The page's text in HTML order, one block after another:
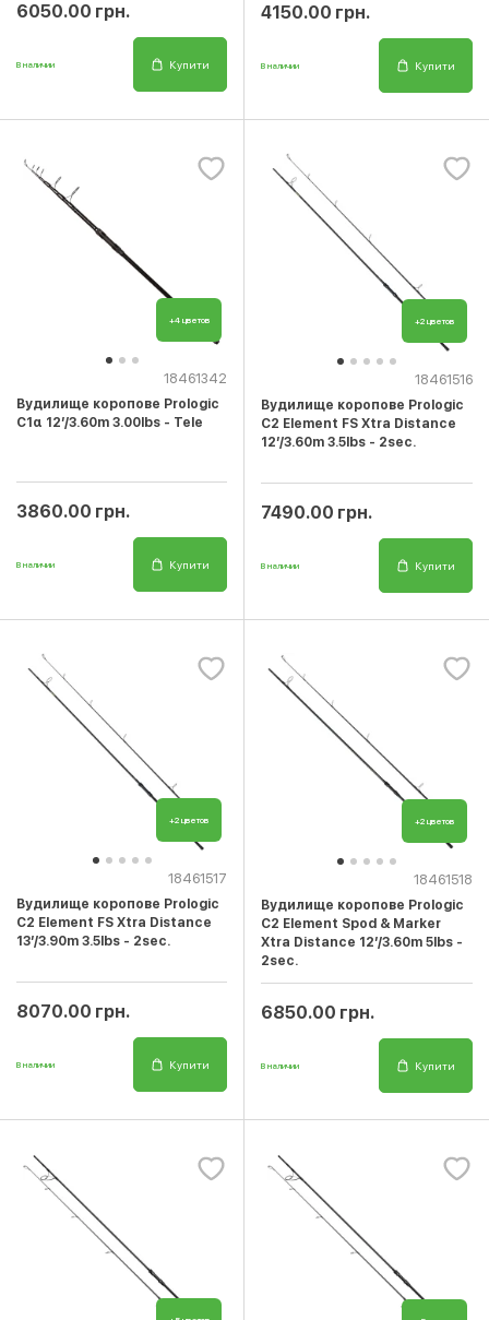
6050.00 грн.
В наличии Купити
4150.00 грн.
В наличии Купити
+4 цветов
18461342
Вудилище коропове Prologic
C1α 12’/3.60m 3.00lbs - Tele
3860.00 грн.
В наличии Купити
+2 цветов
18461516
Вудилище коропове Prologic
C2 Element FS Xtra Distance
12’/3.60m 3.5lbs - 2sec.
7490.00 грн.
В наличии Купити
+2 цветов
18461517
Вудилище коропове Prologic
C2 Element FS Xtra Distance
13’/3.90m 3.5lbs - 2sec.
8070.00 грн.
В наличии Купити
+2 цветов
18461518
Вудилище коропове Prologic
C2 Element Spod & Marker
Xtra Distance 12’/3.60m 5lbs -
2sec.
6850.00 грн.
В наличии Купити